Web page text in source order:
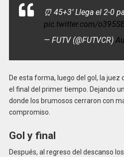
⏰ 45+3’ Llega el 2-0
pic.twitter.com/
— FUTV (@FUTVCR)
De esta forma, luego del gol, la
el final del primer tiempo. Dejando
donde los brumosos cerraron con
compromiso.
Gol y final
Después, al regreso del descanso